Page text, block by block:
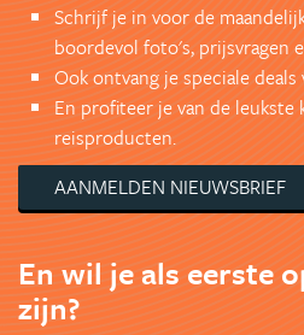
Schrijf je in voor de
boordevol foto's, prijsvragen
Ook ontvang je speciale
En profiteer je van de leukste
reisproducten.
AANMELDEN NIEUWSBRIEF
En wil je als eerste
zijn?